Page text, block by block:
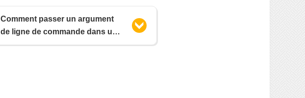
Comment passer un argument
de ligne de commande dans un
script shell ?